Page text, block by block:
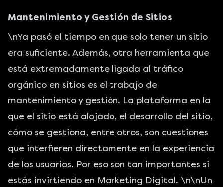
Mantenimiento y Gestión de Sitios
\nYa pasó el tiempo en que solo tener un sitio
era suficiente. Además, otra herramienta que
está extremadamente ligada al tráfico
orgánico en sitios es el trabajo de
mantenimiento y gestión. La plataforma en la
que el sitio está alojado, el desarrollo del sitio,
cómo se gestiona, entre otros, son cuestiones
que interfieren directamente en la experiencia
de los usuarios. Por eso son tan importantes si
estás invirtiendo en Marketing Digital. \n\nUn